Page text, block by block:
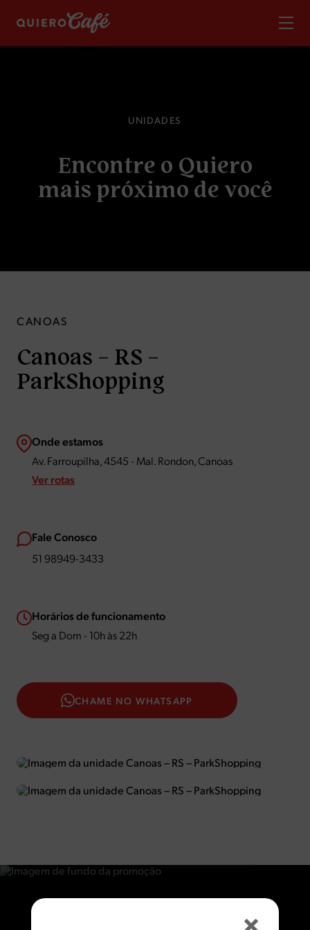
UNIDAD ES
Encontre o Quiero
mais próximo de você
CANOAS
Canoas – RS –
ParkShopping
Onde estamos
Av. Farroupilha, 4545 - Mal. Rondon, Canoas
Ver rotas
Fale Conosco
51 98949-3433
Horários de funcionamento
Seg a Dom - 10h às 22h
CHAME NO WHATSAPP